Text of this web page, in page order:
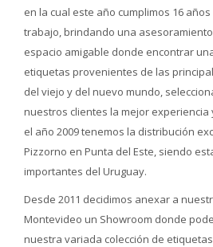
en la cual este año cumplimos 16
trabajo, brindando una
espacio amigable donde encontrar
etiquetas provenientes de las
del viejo y del nuevo mundo,
nuestros clientes la mejor experiencia
el año 2009 tenemos la distribución
Pizzorno en Punta del Este, siendo
importantes del Uruguay.
Desde 2011 decidimos anexar a
Montevideo un Showroom donde
nuestra variada colección de